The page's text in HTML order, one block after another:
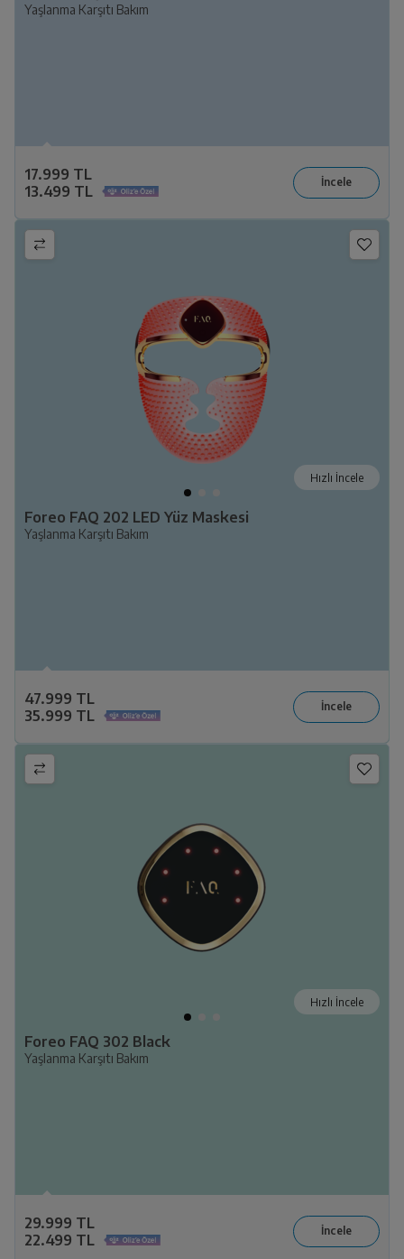
Yaşlanma Karşıtı Bakım
17.999 TL
13.499 TL
Hızlı İncele
Foreo FAQ 202 LED Yüz Maskesi
Yaşlanma Karşıtı Bakım
47.999 TL
35.999 TL
Hızlı İncele
Foreo FAQ 302 Black
Yaşlanma Karşıtı Bakım
29.999 TL
22.499 TL